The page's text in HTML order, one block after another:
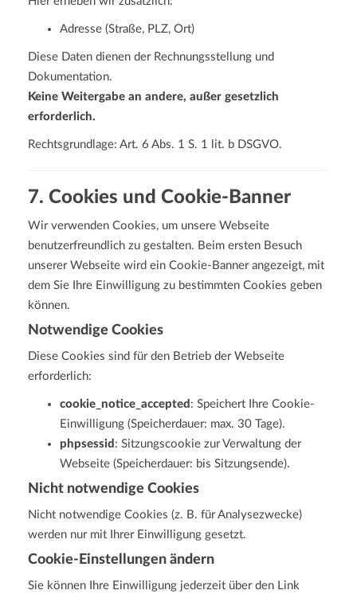
Adresse (Straße, PLZ, Ort)
Diese Daten dienen der Rechnungsstellung und
Dokumentation.
Keine Weitergabe an andere, außer gesetzlich
erforderlich.
Rechtsgrundlage: Art. 6 Abs. 1 S. 1 lit. b DSGVO.
7. Cookies und Cookie-Banner
Wir verwenden Cookies, um unsere Webseite
benutzerfreundlich zu gestalten. Beim ersten Besuch
unserer Webseite wird ein Cookie-Banner angezeigt, mit
dem Sie Ihre Einwilligung zu bestimmten Cookies geben
können.
Notwendige Cookies
Diese Cookies sind für den Betrieb der Webseite
erforderlich:
cookie_notice_accepted : Speichert Ihre Cookie-
Einwilligung (Speicherdauer: max. 30 Tage).
phpsessid : Sitzungscookie zur Verwaltung der
Webseite (Speicherdauer: bis Sitzungsende).
Nicht notwendige Cookies
Nicht notwendige Cookies (z. B. für Analysezwecke)
werden nur mit Ihrer Einwilligung gesetzt.
Cookie-Einstellungen ändern
Sie können Ihre Einwilligung jederzeit über den Link